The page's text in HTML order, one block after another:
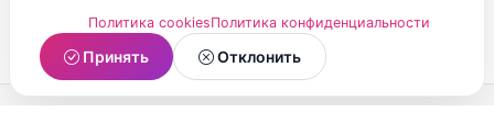
Политика cookiesПолитика конфиденциальности
Принять Отклонить